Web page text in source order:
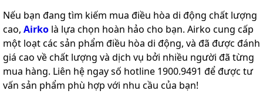
Nếu bạn đang tìm kiếm mua điều hòa di động chất lượng
cao, Airko là lựa chọn hoàn hảo cho bạn. Airko cung cấp
một loạt các sản phẩm điều hòa di động, và đã được đánh
giá cao về chất lượng và dịch vụ bởi nhiều người đã từng
mua hàng. Liên hệ ngay số hotline 1900.9491 để được tư
vấn sản phẩm phù hợp với nhu cầu của bạn!